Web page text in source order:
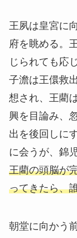
王夙は皇宮に
府を眺める。
じられても応
子澹は王儇救
想され、王藺
興を目論み、
出を後回しに
に会うが、錦
王藺の頭脳が
ってきたら、
朝堂に向かう